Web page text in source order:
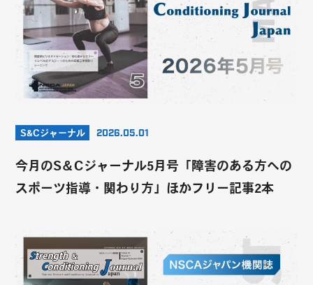
S&Cジャーナル 2026.05.01
今月のS＆Cジャーナル5月号「障害のある方への
スポーツ指導・関わり方」ほかフリー記事2本